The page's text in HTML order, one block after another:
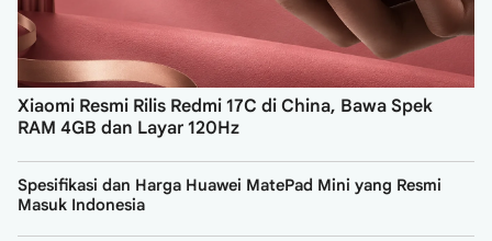
Xiaomi Resmi Rilis Redmi 17C di China, Bawa Spek
RAM 4GB dan Layar 120Hz
Spesifikasi dan Harga Huawei MatePad Mini yang Resmi
Masuk Indonesia